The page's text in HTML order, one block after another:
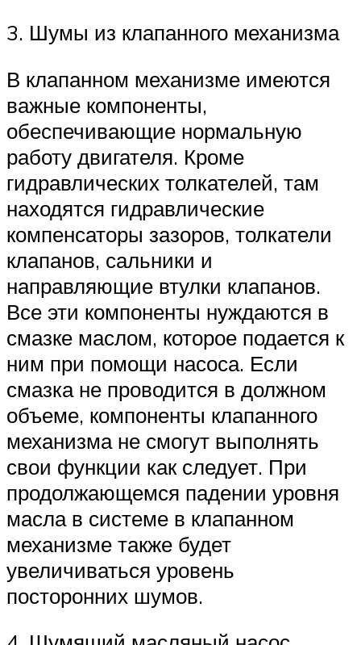
3. Шумы из клапанного механизма
В клапанном механизме имеются
важные компоненты,
обеспечивающие нормальную
работу двигателя. Кроме
гидравлических толкателей, там
находятся гидравлические
компенсаторы зазоров, толкатели
клапанов, сальники и
направляющие втулки клапанов.
Все эти компоненты нуждаются в
смазке маслом, которое подается к
ним при помощи насоса. Если
смазка не проводится в должном
объеме, компоненты клапанного
механизма не смогут выполнять
свои функции как следует. При
продолжающемся падении уровня
масла в системе в клапанном
механизме также будет
увеличиваться уровень
посторонних шумов.